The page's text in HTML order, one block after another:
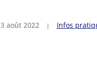
3 août 2022 Infos